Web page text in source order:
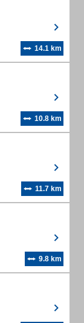
14.1 km
10.8 km
11.7 km
9.8 km